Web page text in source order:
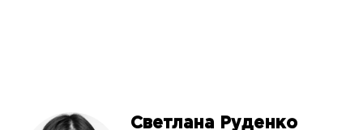
Светлана Руденко